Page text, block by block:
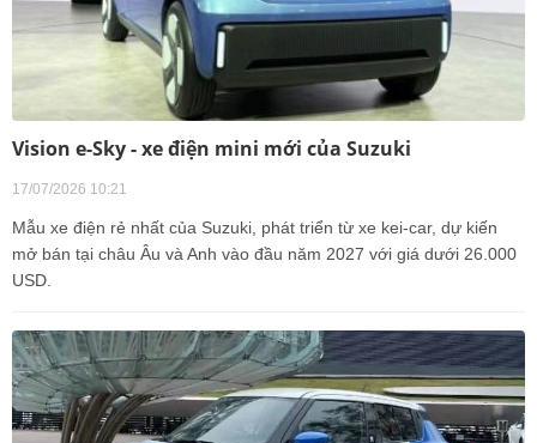
Vision e-Sky - xe điện mini mới của Suzuki
17/07/2026 10:21
Mẫu xe điện rẻ nhất của Suzuki, phát triển từ xe kei-car, dự kiến
mở bán tại châu Âu và Anh vào đầu năm 2027 với giá dưới 26.000
USD.